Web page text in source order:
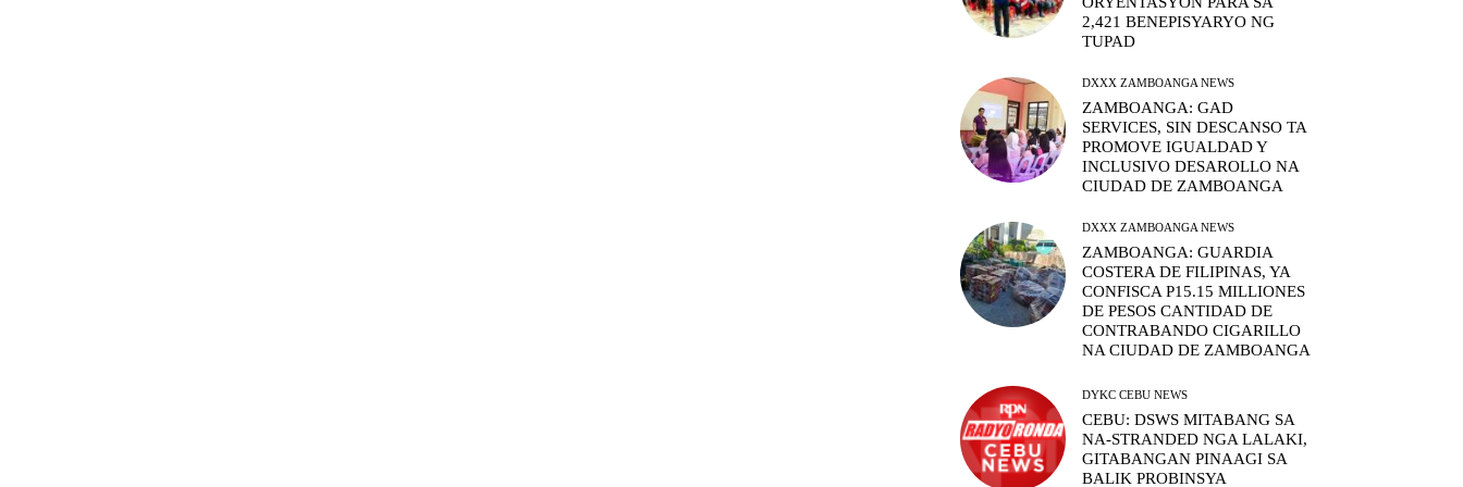
2,421 BENEPISYARYO NG
TUPAD
DXXX ZAMBOANGA NEWS
ZAMBOANGA: GAD
SERVICES, SIN DESCANSO TA
PROMOVE IGUALDAD Y
INCLUSIVO DESAROLLO NA
CIUDAD DE ZAMBOANGA
DXXX ZAMBOANGA NEWS
ZAMBOANGA: GUARDIA
COSTERA DE FILIPINAS, YA
CONFISCA P15.15 MILLIONES
DE PESOS CANTIDAD DE
CONTRABANDO CIGARILLO
NA CIUDAD DE ZAMBOANGA
DYKC CEBU NEWS
CEBU: DSWS MITABANG SA
NA-STRANDED NGA LALAKI,
GITABANGAN PINAAGI SA
BALIK PROBINSYA